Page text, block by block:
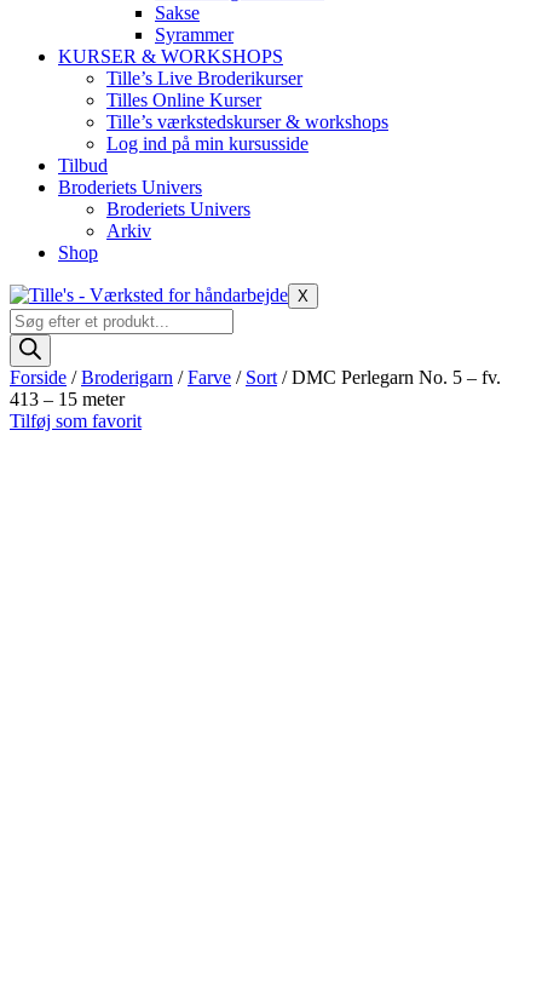
Sakse
Syrammer
KURSER & WORKSHOPS
Tille’s Live Broderikurser
Tilles Online Kurser
Tille’s værkstedskurser & workshops
Log ind på min kursusside
Tilbud
Broderiets Univers
Broderiets Univers
Arkiv
Shop
X
Products
search
Forside /Broderigarn /Farve / Sort / DMC Perlegarn No. 5 – fv.
413 – 15 meter
Tilføj som favorit